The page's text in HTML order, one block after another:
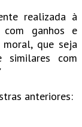
realizada à
com ganhos e
que seja
similares com
anteriores: